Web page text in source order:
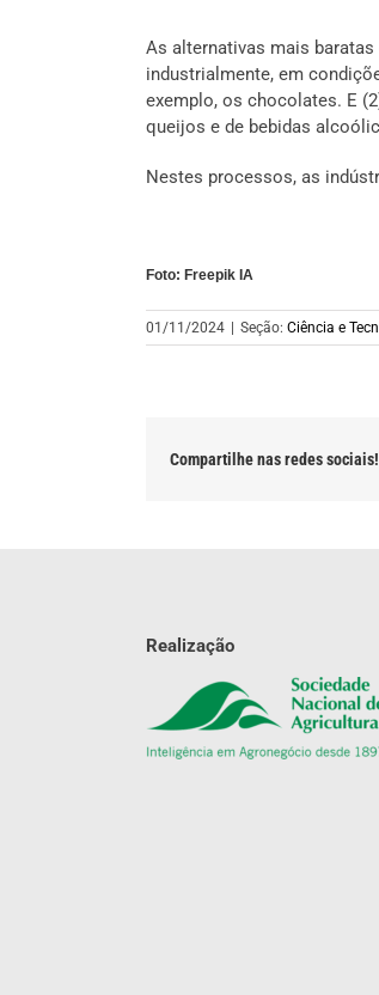
As alternativas mais
industrialmente, em
exemplo, os chocolates. E
queijos e de bebidas
Nestes processos, as
Foto: Freepik IA
01/11/2024 Seção: Ciência e
Compartilhe nas redes sociais!
Realização